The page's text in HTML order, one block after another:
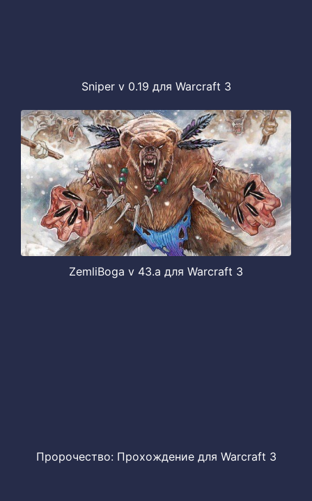
Sniper v 0.19 для Warcraft 3
ZemliBoga v 43.a для Warcraft 3
Пророчество: Прохождение для Warcraft 3